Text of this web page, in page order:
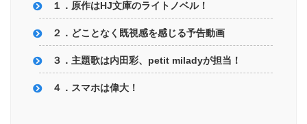
１．原作はHJ文庫のライトノベル！
２．どことなく既視感を感じる予告動画
３．主題歌は内田彩、petit miladyが担当！
４．スマホは偉大！